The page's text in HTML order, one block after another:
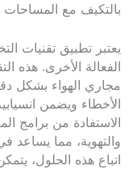
بالتكيف مع
الفعالة الأخرى. هذه
مجاري الهواء بشكل
الأخطاء ويضمن
الاستفادة من برامج
والتهوية، مما يساعد
اتباع هذه الحلول،